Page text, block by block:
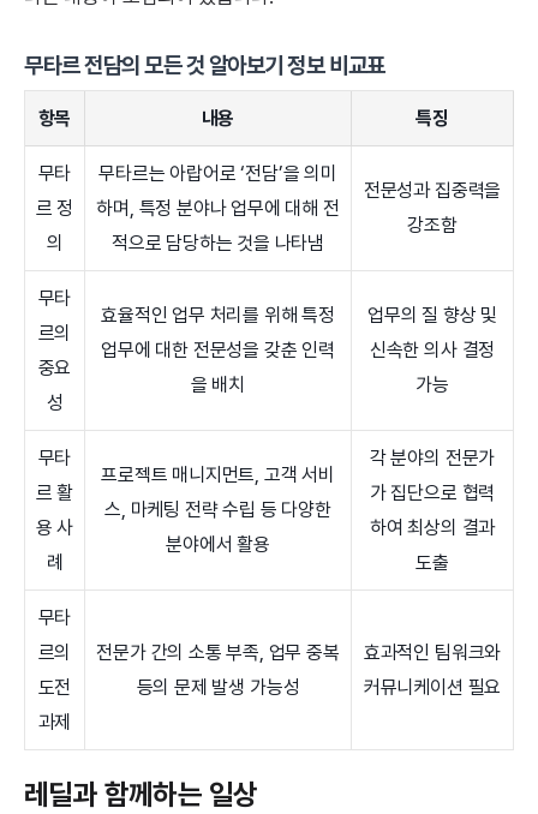
무타르 전담의 모든 것 알아보기 정보 비교표
항목 내용 특징
무타
르 정
의
무타르는 아랍어로 ‘전담’을 의미
하며, 특정 분야나 업무에 대해 전
적으로 담당하는 것을 나타냄
전문성과 집중력을
강조함
무타
르의
중요
성
효율적인 업무 처리를 위해 특정
업무에 대한 전문성을 갖춘 인력
을 배치
업무의 질 향상 및
신속한 의사 결정
가능
무타
르 활
용 사
례
프로젝트 매니지먼트, 고객 서비
스, 마케팅 전략 수립 등 다양한
분야에서 활용
각 분야의 전문가
가 집단으로 협력
하여 최상의 결과
도출
무타
르의
도전
과제
전문가 간의 소통 부족, 업무 중복
등의 문제 발생 가능성
효과적인 팀워크와
커뮤니케이션 필요
레딜과 함께하는 일상